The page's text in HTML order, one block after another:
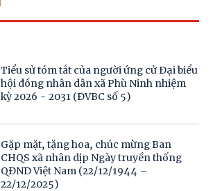
Tiểu sử tóm tắt của người ứng cử Đại biểu
hội đồng nhân dân xã Phù Ninh nhiệm
kỳ 2026 - 2031 (ĐVBC số 5)
Gặp mặt, tặng hoa, chúc mừng Ban
CHQS xã nhân dịp Ngày truyền thống
QĐND Việt Nam (22/12/1944 –
22/12/2025)